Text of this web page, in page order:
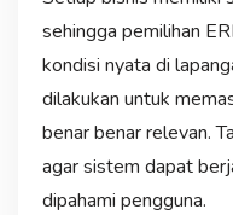
sehingga pemilihan
kondisi nyata di
dilakukan untuk
benar benar relevan.
agar sistem dapat
dipahami pengguna.